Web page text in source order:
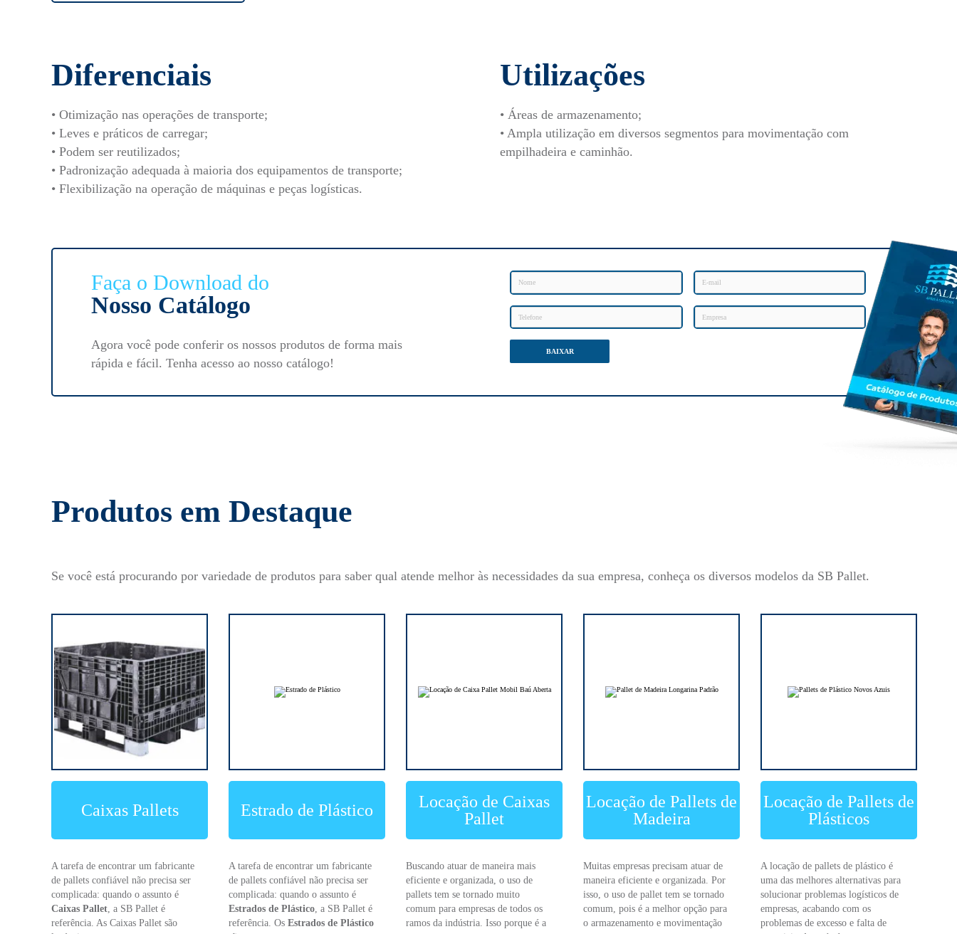
Diferenciais
• Otimização nas operações de transporte;
• Leves e práticos de carregar;
• Podem ser reutilizados;
• Padronização adequada à maioria dos equipamentos de transporte;
• Flexibilização na operação de máquinas e peças logísticas.
Utilizações
• Áreas de armazenamento;
• Ampla utilização em diversos segmentos para movimentação com
empilhadeira e caminhão.
Faça o Download do
Nosso Catálogo
Agora você pode conferir os nossos produtos de forma mais
rápida e fácil. Tenha acesso ao nosso catálogo!
BAIXAR
Produtos em Destaque
Se você está procurando por variedade de produtos para saber qual atende melhor às necessidades da sua empresa, conheça os diversos modelos da SB Pallet.
Caixas Pallets
A tarefa de encontrar um fabricante
de pallets confiável não precisa ser
complicada: quando o assunto é
Caixas Pallet, a SB Pallet é
referência. As Caixas Pallet são
Estrado de Plástico
A tarefa de encontrar um fabricante
de pallets confiável não precisa ser
complicada: quando o assunto é
Estrados de Plástico, a SB Pallet é
referência. Os Estrados de Plástico
Locação de Caixas
Pallet
Buscando atuar de maneira mais
eficiente e organizada, o uso de
pallets tem se tornado muito
comum para empresas de todos os
ramos da indústria. Isso porque é a
Locação de Pallets de
Madeira
Muitas empresas precisam atuar de
maneira eficiente e organizada. Por
isso, o uso de pallet tem se tornado
comum, pois é a melhor opção para
o armazenamento e movimentação
Locação de Pallets de
Plásticos
A locação de pallets de plástico é
uma das melhores alternativas para
solucionar problemas logísticos de
empresas, acabando com os
problemas de excesso e falta de